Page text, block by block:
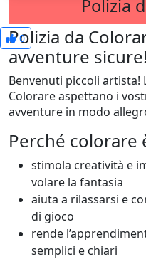
Polizia
0
Polizia da
avventure sicure!
Benvenuti piccoli artista!
Colorare aspettano i
avventure in modo
Perché colorare
stimola creatività e
volare la fantasia
aiuta a rilassarsi e
di gioco
rende
semplici e chiari